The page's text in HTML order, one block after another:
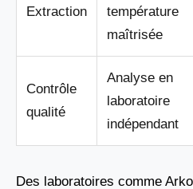
Extraction
température
maîtrisée
Contrôle
qualité
Analyse en
laboratoire
indépendant
Des laboratoires comme